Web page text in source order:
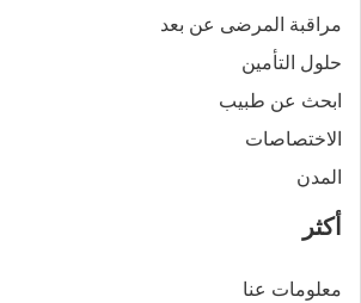
مراقبة المرضى عن بعد
حلول التأمين
ابحث عن طبيب
الاختصاصات
المدن
أكثر
معلومات عنا